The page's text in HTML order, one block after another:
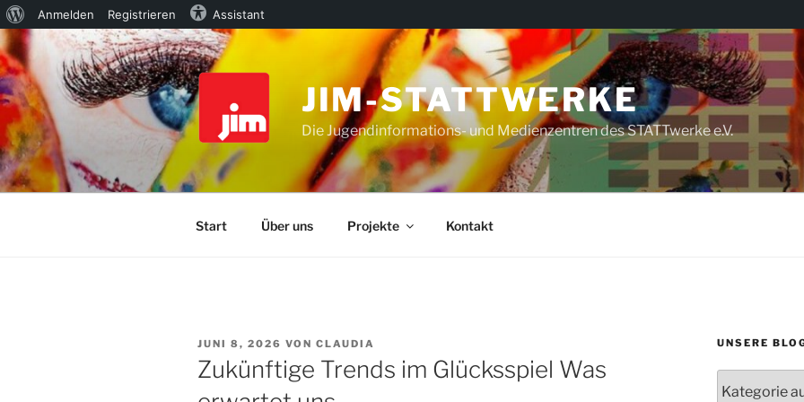
Über
WordPress
Anmelden Registrieren
Assistant
Zum
Inhalt
springen
JIM-STATTWERKE
Die Jugendinformations- und Medienzentren des STATTwerke e.V.
Start Über uns Projekte Kontakt
VERÖFFENTLICHT
AM
JUNI 8, 2026 VON CLAUDIA
Zukünftige Trends im Glücksspiel Was
UNSERE
Blogs